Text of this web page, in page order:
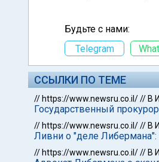
Будьте с нами:
Telegram
ССЫЛКИ ПО ТЕМЕ
// https://www.newsru.co.il/// В
Государственный
// https://www.newsru.co.il/// В
Ливни о "деле
// https://www.newsru.co.il/// В